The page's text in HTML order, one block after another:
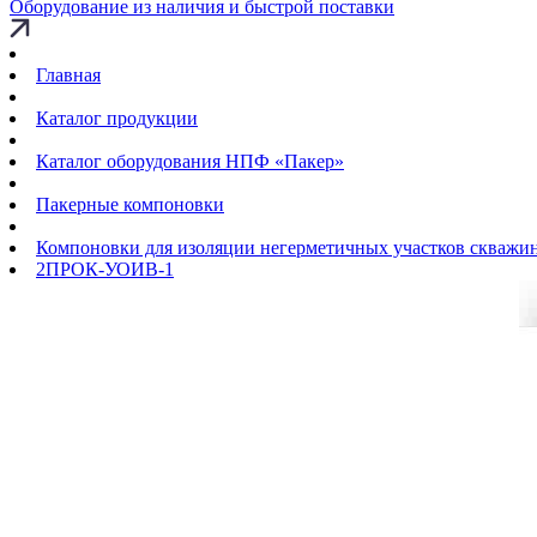
Оборудование из наличия и быстрой поставки
Главная
Каталог продукции
Каталог оборудования НПФ «Пакер»
Пакерные компоновки
Компоновки для изоляции негерметичных участков
2ПРОК-УОИВ-1